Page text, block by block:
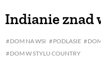
Indianie znad
DOM NA WSI PODLASIE
DOM W STYLU COUNTRY